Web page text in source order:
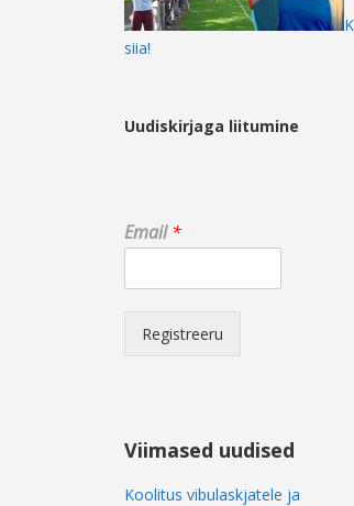
siia!
Uudiskirjaga liitumine
E
m
i
l
Email*
Registreeru
Viimased uudised
Koolitus vibulaskjatele ja